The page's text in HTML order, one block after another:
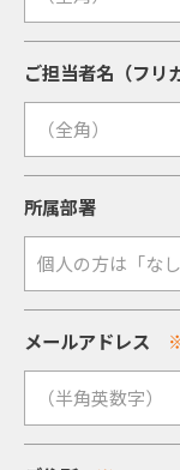
ご担当者名（フリ
所属部署
メールアドレス